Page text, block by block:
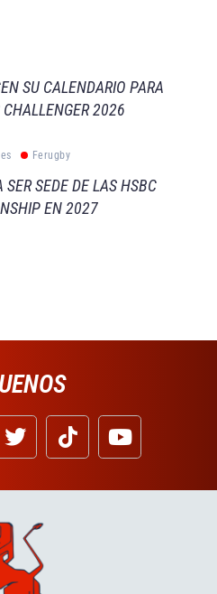
SU CALENDARIO PARA
CHALLENGER 2026
Ferugby
SEDE DE LAS HSBC
EN 2027